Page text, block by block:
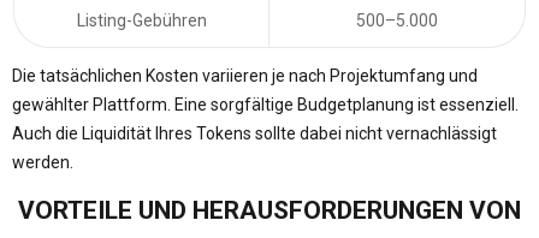
Listing-Gebühren 500–5.000
Die tatsächlichen Kosten variieren je nach Projektumfang und
gewählter Plattform. Eine sorgfältige Budgetplanung ist essenziell.
Auch die Liquidität Ihres Tokens sollte dabei nicht vernachlässigt
werden.
VORTEILE UND HERAUSFORDERUNGEN VON